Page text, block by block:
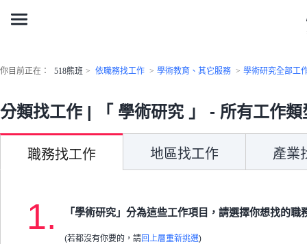
你目前正在： 518熊班 > 依職務找工作 > 學術教育、其它服務 > 學術研究全部工
分類找工作 | 「 學術研究 」 - 所有工作類
職務找工作 地區找工作 產業
1. 「學術研究」分為這些工作項目，請選擇你想找的職
(若都沒有你要的，請回上層重新挑選)